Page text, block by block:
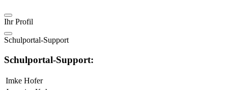
Ihr Profil
Schulportal-Support
Schulportal-Support:
Imke Hofer